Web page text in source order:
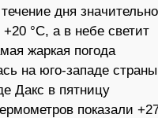
дня значительно
°С, а в небе светит
жаркая погода
на юго-западе
Дакс в пятницу
показали